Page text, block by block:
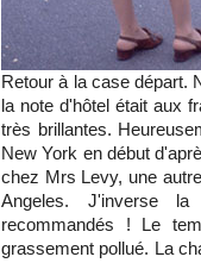
Retour à la case départ.
la note d'hôtel était aux
très brillantes.
New York en début
chez Mrs Levy, une
Angeles. J'inverse
recommandés ! Le
grassement pollué. La